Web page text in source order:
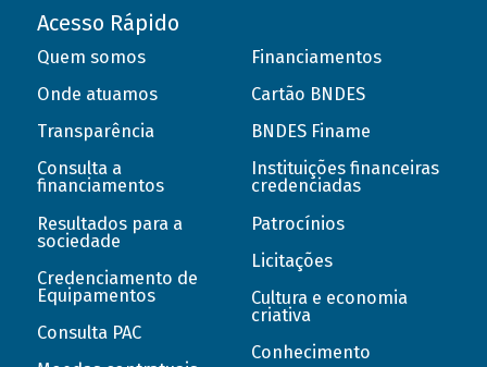
Acesso Rápido
Quem somos
Onde atuamos
Transparência
Consulta a
financiamentos
Resultados para a
sociedade
Credenciamento de
Equipamentos
Consulta PAC
Financiamentos
Cartão BNDES
BNDES Finame
Instituições financeiras
credenciadas
Patrocínios
Licitações
Cultura e economia
criativa
Conhecimento